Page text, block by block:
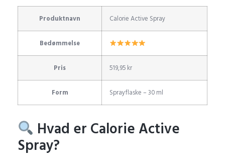
Produktnavn Calorie Active Spray
Bedømmelse
Pris 519,95 kr
Form Sprayflaske – 30 ml
Hvad er Calorie Active
Spray?